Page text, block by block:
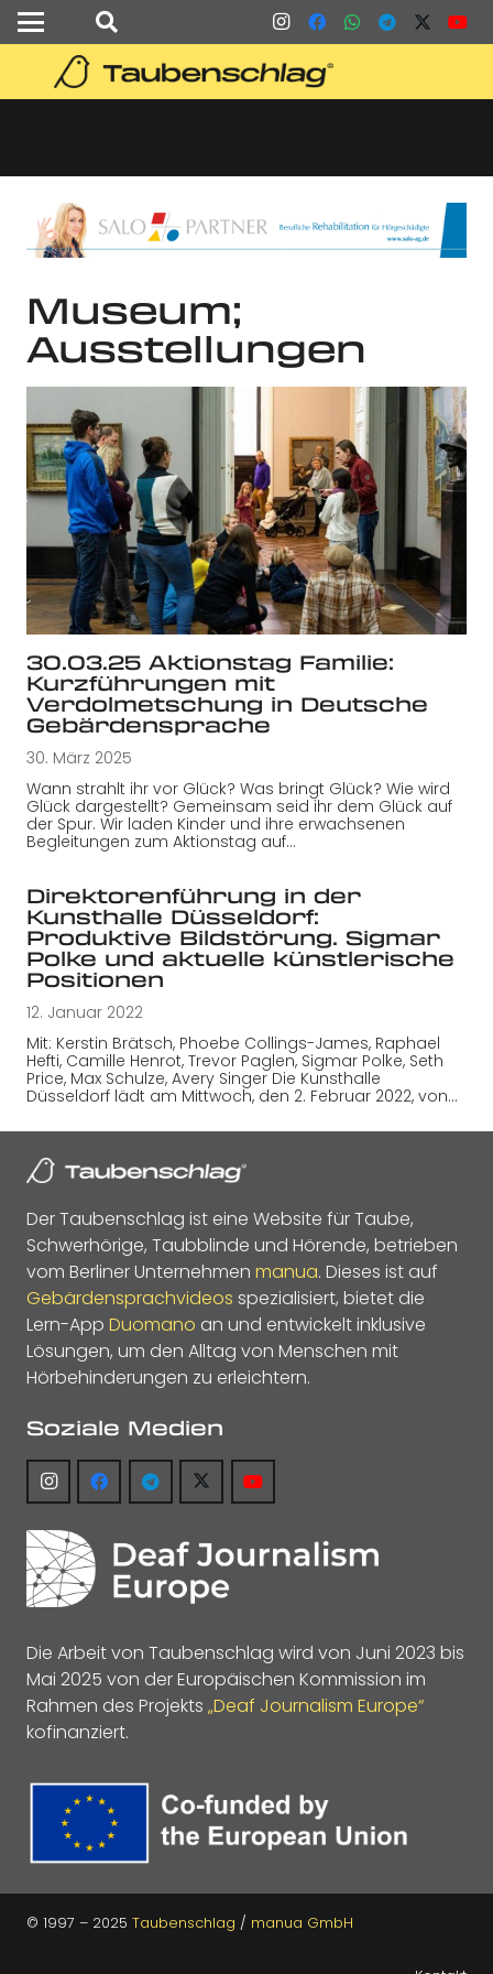
Museum;
Ausstellungen
30.03.25 Aktionstag Familie:
Kurzführungen mit
Verdolmetschung in Deutsche
Gebärdensprache
30. März 2025
Wann strahlt ihr vor Glück? Was bringt Glück? Wie wird
Glück dargestellt? Gemeinsam seid ihr dem Glück auf
der Spur. Wir laden Kinder und ihre erwachsenen
Begleitungen zum Aktionstag auf…
Direktorenführung in der
Kunsthalle Düsseldorf:
Produktive Bildstörung. Sigmar
Polke und aktuelle künstlerische
Positionen
12. Januar 2022
Mit: Kerstin Brätsch, Phoebe Collings-James, Raphael
Hefti, Camille Henrot, Trevor Paglen, Sigmar Polke, Seth
Price, Max Schulze, Avery Singer Die Kunsthalle
Düsseldorf lädt am Mittwoch, den 2. Februar 2022, von…
Der Taubenschlag ist eine Website für Taube,
Schwerhörige, Taubblinde und Hörende, betrieben
vom Berliner Unternehmen manua. Dieses ist auf
Gebärdensprachvideos spezialisiert, bietet die
Lern-App Duomano an und entwickelt inklusive
Lösungen, um den Alltag von Menschen mit
Hörbehinderungen zu erleichtern.
Soziale Medien
Die Arbeit von Taubenschlag wird von Juni 2023 bis
Mai 2025 von der Europäischen Kommission im
Rahmen des Projekts „Deaf Journalism Europe“
kofinanziert.
© 1997 – 2025 Taubenschlag / manua GmbH